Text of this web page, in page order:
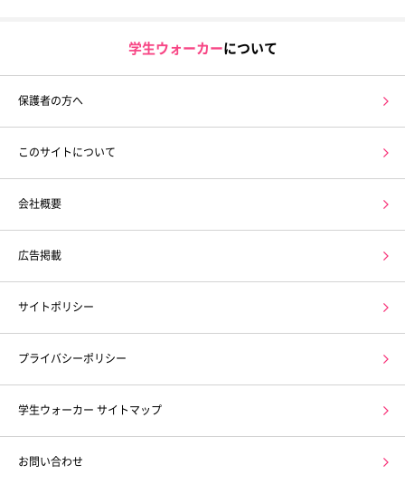
学生ウォーカーについて
保護者の方へ
このサイトについて
会社概要
広告掲載
サイトポリシー
プライバシーポリシー
学生ウォーカー サイトマップ
お問い合わせ